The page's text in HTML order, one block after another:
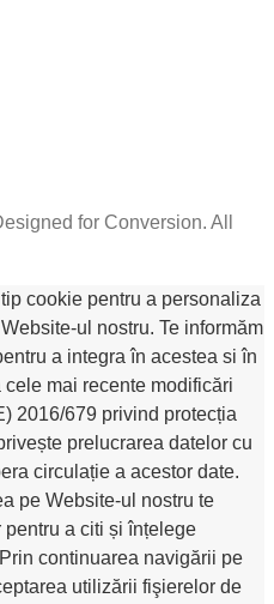
for Conversion. All
cookie pentru a personaliza
ul nostru. Te informăm
a integra în acestea si în
mai recente modificări
2016/679 privind protecția
prelucrarea datelor cu
circulație a acestor date.
pe Website-ul nostru te
a citi și înțelege
continuarea navigării pe
utilizării fişierelor de